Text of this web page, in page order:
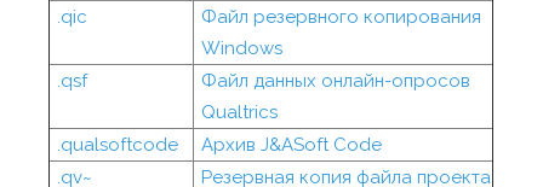
.qic
Файл резервного копирования
Windows
.qsf
Файл данных онлайн-опросов
Qualtrics
.qualsoftcode
Архив J&ASoft Code
.qv~
Резервная копия файла проекта